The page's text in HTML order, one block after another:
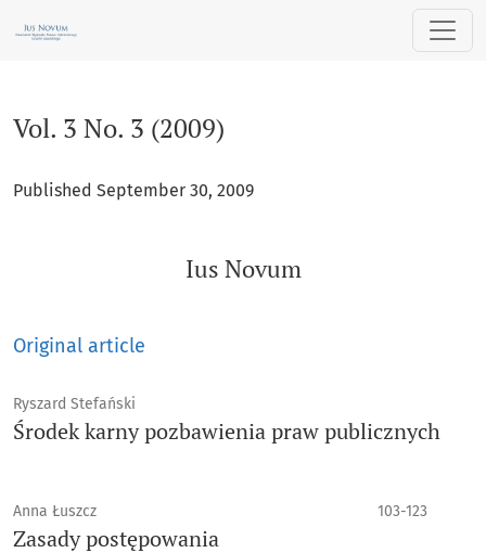
Vol. 3 No. 3 (2009)
Published September 30, 2009
Ius Novum
Original article
Ryszard Stefański
Środek karny pozbawienia praw publicznych
Anna Łuszcz 103-123
Zasady postępowania